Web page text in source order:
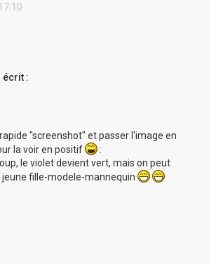
écrit :
"screenshot" et passer l'image en
la voir en positif
:
le violet devient vert, mais on peut
jeune fille-modele-mannequin